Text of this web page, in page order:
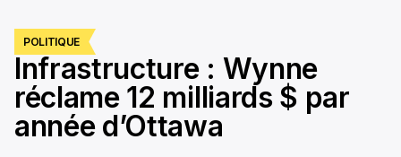
POLITIQUE
Infrastructure : Wynne
réclame 12 milliards $ par
année d’Ottawa